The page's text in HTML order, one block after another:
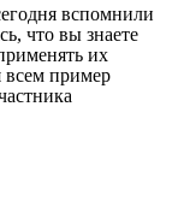
вспомнили
что вы знаете
их
всем пример